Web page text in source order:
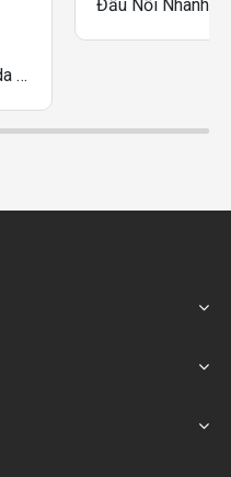
Đầu Nối Nhanh Chữ T Chiyoda 8R-01MT, 8R-02MT, 8R-03MT, 10R-01MT, 10R-02MT, 10R-03MT, 10R-04MT